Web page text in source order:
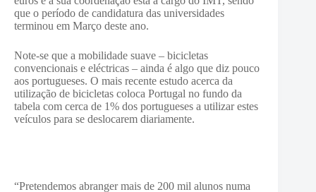
que o período de candidatura das universidades
terminou em Março deste ano.
Note-se que a mobilidade suave – bicicletas
convencionais e eléctricas – ainda é algo que diz pouco
aos portugueses. O mais recente estudo acerca da
utilização de bicicletas coloca Portugal no fundo da
tabela com cerca de 1% dos portugueses a utilizar estes
veículos para se deslocarem diariamente.
“Pretendemos abranger mais de 200 mil alunos numa